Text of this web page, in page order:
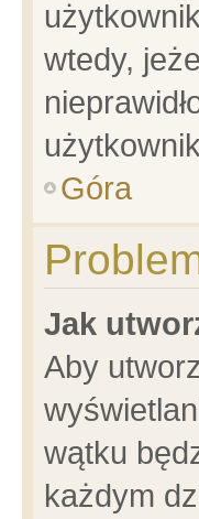
wtedy,
Góra
Jak
Aby
wątku
każdym